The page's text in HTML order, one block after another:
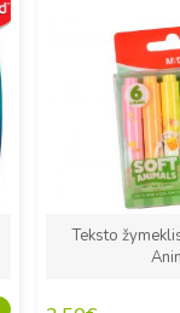
Teksto